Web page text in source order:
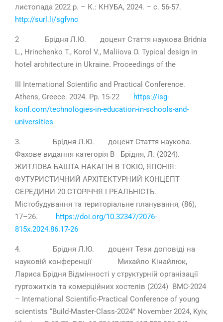
листопада 2022 р. – К.: КНУБА, 2024. – с. 56-57.
http://surl.li/sgfvnc
2 Брідня Л.Ю. доцент Стаття наукова Bridnia
L., Hrinchenko T., Korol V., Maliiova O. Typical design in
hotel architecture in Ukraine. Proceedings of the
III International Scientific and Practical Conference.
Athens, Greece. 2024. Pp. 15-22
https://isg-
konf.com/technologies-in-education-in-schools-and-
universities
3. Брідня Л.Ю. доцент Стаття наукова.
Фахове видання категорія В Брідня, Л. (2024).
ЖИТЛОВА БАШТА НАКАГІН В ТОКІО, ЯПОНІЯ:
ФУТУРИСТИЧНИЙ АРХІТЕКТУРНИЙ КОНЦЕПТ
СЕРЕДИНИ 20 СТОРІЧЧЯ І РЕАЛЬНІСТЬ.
Містобудування та територіальне планування, (86),
17–26.
https://doi.org/10.32347/2076-
815x.2024.86.17-26
4. Брідня Л.Ю. доцент Тези доповіді на
науковій конференції Михайло Кінайлюк,
Лариса Брідня Відмінності у структурній організації
гуртожитків та комерційних хостелів (2024) BMC-2024
– International Scientific-Practical Conference of young
scientists “Build-Master-Class-2024” November 2024, Kyiv,